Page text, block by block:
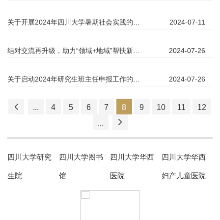
2024-07-11
2024-07-26
2024-07-26
... 4 5 6 7 8 9 10 11
12
...
四川大学研究
生院
四川大学图书
馆
四川大学华西
医院
四川大学华西
妇产儿童医院